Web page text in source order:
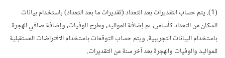
(1). يتم حساب التقديرات بعد التعداد (تقديرات ما بعد التعداد) باستخدام بيانات
السكان من التعداد كأساس، ثم إضافة المواليد، وطرح الوفيات، وإضافة صافي الهجرة
باستخدام البيانات التجريبية. ويتم حساب التوقعات باستخدام الافتراضات المستقبلية
للمواليد والوفيات والهجرة بعد آخر سنة من التقديرات.